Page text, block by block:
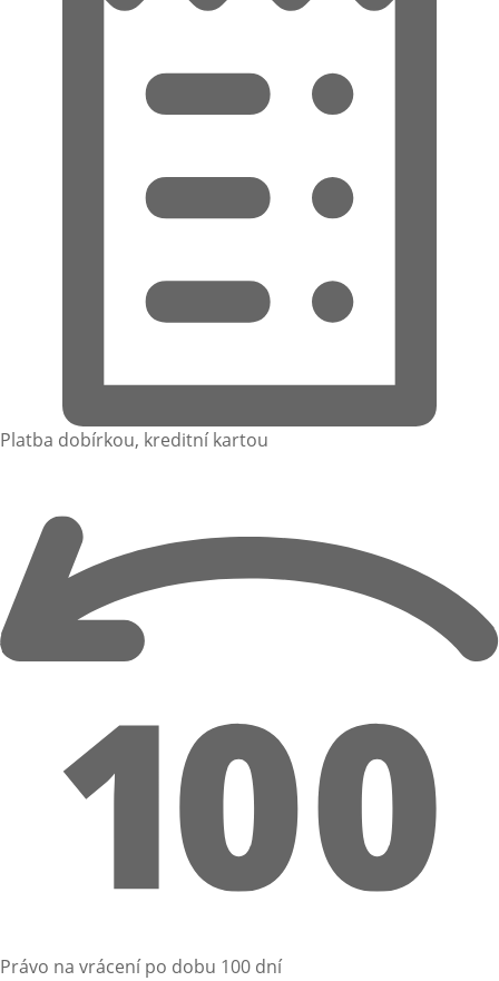
Platba dobírkou, kreditní kartou
Právo na vrácení po dobu 100 dní